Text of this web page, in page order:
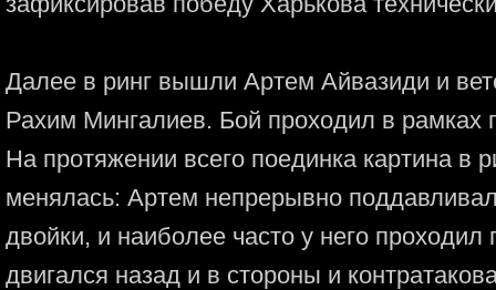
Далее в ринг вышли Артем Айвазиди и
Рахим Мингалиев. Бой проходил в рамках
На протяжении всего поединка картина в
менялась: Артем непрерывно
двойки, и наиболее часто у него
двигался назад и в стороны и